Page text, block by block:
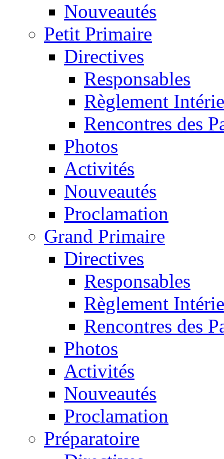
Nouveautés
Petit Primaire
Directives
Responsables
Règlement
Rencontres des
Photos
Activités
Nouveautés
Proclamation
Grand Primaire
Directives
Responsables
Règlement
Rencontres des
Photos
Activités
Nouveautés
Proclamation
Préparatoire